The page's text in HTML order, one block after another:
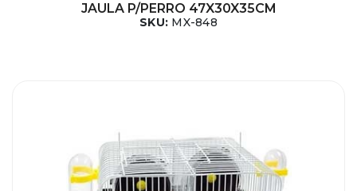
JAULA P/PERRO 47X30X35CM
SKU: MX-848